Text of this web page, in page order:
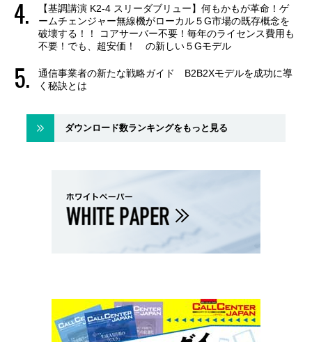
【基調講演 K2-4 スリーダブリュー】何もかもが革命！ゲ
ームチェンジャー無線機がローカル５G市場の既存概念を
破壊する！！ コアサーバー不要！毎年のライセンス費用も
不要！でも、超安価！ の新しい５Gモデル
通信事業者の新たな戦略ガイド B2B2Xモデルを成功に導
く秘訣とは
ダウンロード数ランキングをもっと見る